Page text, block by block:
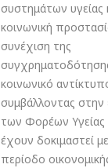
συστημάτων υγείας
κοινωνική
συνέχιση της
κοινωνικό
συμβάλλοντας στην
των Φορέων
έχουν δοκιμαστεί
περίοδο